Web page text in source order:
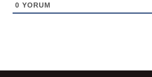
0 YORUM